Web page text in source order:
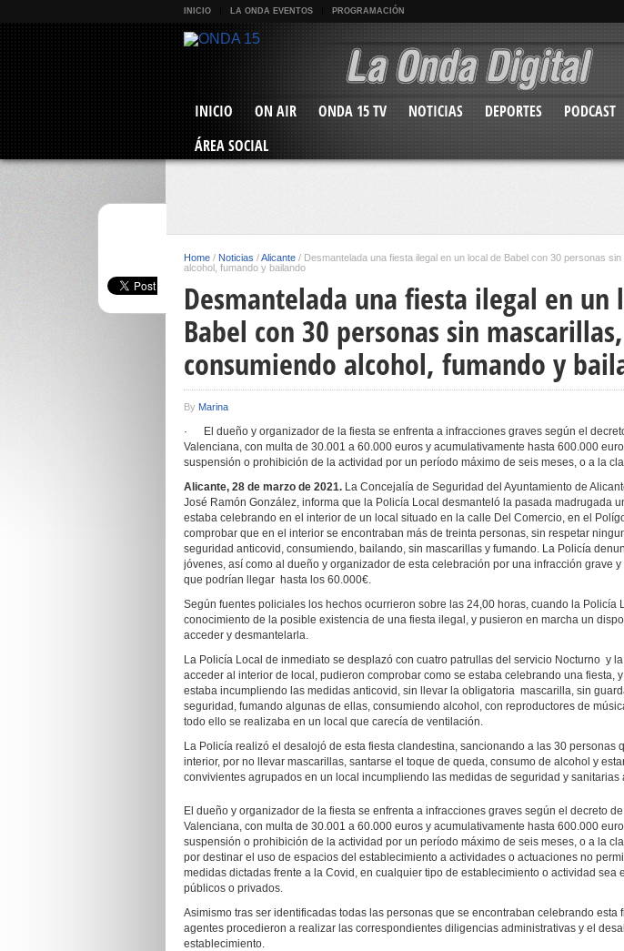
INICIO LA ONDA EVENTOS PROGRAMACIÓN
INICIO ON AIR ONDA 15 TV NOTICIAS DEPORTES PODCAST
ÁREA SOCIAL
Home / Noticias /Alicante / Desmantelada una fiesta ilegal en un local de Babel con 30 personas
alcohol, fumando y bailando
Desmantelada una fiesta ilegal en un
Babel con 30 personas sin mascarillas,
consumiendo alcohol, fumando y
By Marina
· El dueño y organizador de la fiesta se enfrenta a infracciones graves según el
Valenciana, con multa de 30.001 a 60.000 euros y acumulativamente hasta 600.000
suspensión o prohibición de la actividad por un período máximo de seis meses, o a la
Alicante, 28 de marzo de 2021. La Concejalía de Seguridad del Ayuntamiento de
José Ramón González, informa que la Policía Local desmanteló la pasada madrugada
estaba celebrando en el interior de un local situado en la calle Del Comercio, en el
comprobar que en el interior se encontraban más de treinta personas, sin respetar
seguridad anticovid, consumiendo, bailando, sin mascarillas y fumando. La Policía
jóvenes, así como al dueño y organizador de esta celebración por una infracción grave
que podrían llegar hasta los 60.000€.
Según fuentes policiales los hechos ocurrieron sobre las 24,00 horas, cuando la Policía
conocimiento de la posible existencia de una fiesta ilegal, y pusieron en marcha un
acceder y desmantelarla.
La Policía Local de inmediato se desplazó con cuatro patrullas del servicio Nocturno y la
acceder al interior de local, pudieron comprobar como se estaba celebrando una fiesta,
estaba incumpliendo las medidas anticovid, sin llevar la obligatoria mascarilla, sin
seguridad, fumando algunas de ellas, consumiendo alcohol, con reproductores de
todo ello se realizaba en un local que carecía de ventilación.
La Policía realizó el desalojó de esta fiesta clandestina, sancionando a las 30 personas
interior, por no llevar mascarillas, santarse el toque de queda, consumo de alcohol y
convivientes agrupados en un local incumpliendo las medidas de seguridad y sanitarias
El dueño y organizador de la fiesta se enfrenta a infracciones graves según el decreto
Valenciana, con multa de 30.001 a 60.000 euros y acumulativamente hasta 600.000
suspensión o prohibición de la actividad por un período máximo de seis meses, o a la
por destinar el uso de espacios del establecimiento a actividades o actuaciones no
medidas dictadas frente a la Covid, en cualquier tipo de establecimiento o actividad sea
públicos o privados.
Asimismo tras ser identificadas todas las personas que se encontraban celebrando esta
agentes procedieron a realizar las correspondientes diligencias administrativas y el
establecimiento.